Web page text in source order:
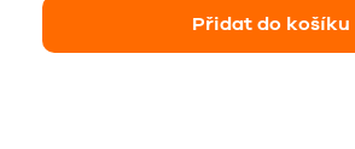
Přidat do košíku